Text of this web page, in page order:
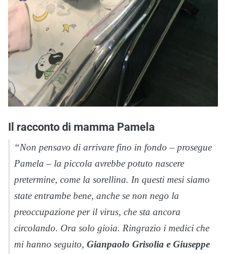
Il racconto di mamma Pamela
“Non pensavo di arrivare fino in fondo – prosegue
Pamela – la piccola avrebbe potuto nascere
pretermine, come la sorellina. In questi mesi siamo
state entrambe bene, anche se non nego la
preoccupazione per il virus, che sta ancora
circolando. Ora solo gioia. Ringrazio i medici che
mi hanno seguito, Gianpaolo Grisolia e Giuseppe